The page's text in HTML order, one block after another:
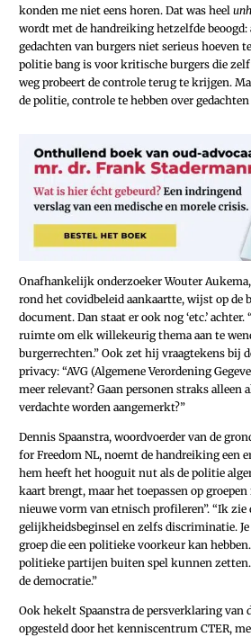
konden me niet eens horen. Dat was heel
wordt met de handreiking hetzelfde beoogd:
gedachten van burgers niet serieus hoeven
politie bang is voor kritische burgers die zelf
weg probeert de controle terug te krijgen.
de politie, controle te hebben over
Onafhankelijk ­onderzoeker Wouter
rond het covidbeleid aankaartte, wijst op de
document. Dan staat er ook nog ‘etc.’ achter.
ruimte om elk willekeurig thema aan te
burgerrechten.” Ook zet hij vraagtekens bij
privacy: “AVG (Algemene Verordening
meer relevant? Gaan personen straks alleen
verdachte worden aangemerkt?”
Dennis Spaanstra, woordvoerder van de
for Freedom NL, noemt de handreiking een
hem heeft het hooguit nut als de politie
kaart brengt, maar het toepassen op
nieuwe vorm van etnisch profileren”. “Ik
gelijkheidsbeginsel en zelfs discriminatie. Je
groep die een politieke voorkeur kan
politieke partijen buiten spel kunnen
de democratie.”
Ook hekelt Spaanstra de persverklaring van
opgesteld door het kenniscentrum CTER,